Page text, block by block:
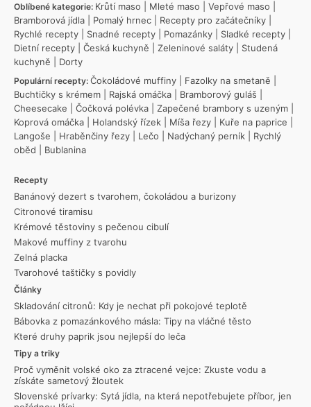
Oblíbené kategorie: Krůtí maso Mleté maso Vepřové maso
Bramborová jídla
Pomalý hrnec Recepty pro začátečníky
Rychlé recepty
Snadné recepty Pomazánky Sladké recepty
Dietní recepty
Česká kuchyně Zeleninové saláty
Studená
kuchyně
Dorty
Populární recepty: Čokoládové muffiny Fazolky na smetaně
Buchtičky s krémem
Rajská omáčka Bramborový guláš
Cheesecake
Čočková polévka Zapečené brambory s uzeným
Koprová omáčka
Holandský řízek Míša řezy Kuře na paprice
Langoše
Hraběnčiny řezy Lečo Nadýchaný perník
Rychlý
oběd
Bublanina
Recepty
Banánový dezert s tvarohem, čokoládou a burizony
Citronové tiramisu
Krémové těstoviny s pečenou cibulí
Makové muffiny z tvarohu
Zelná placka
Tvarohové taštičky s povidly
Články
Skladování citronů: Kdy je nechat při pokojové teplotě
Bábovka z pomazánkového másla: Tipy na vláčné těsto
Které druhy paprik jsou nejlepší do leča
Tipy a triky
Proč vyměnit volské oko za ztracené vejce: Zkuste vodu a
získáte sametový žloutek
Slovenské prívarky: Sytá jídla, na která nepotřebujete příbor, jen